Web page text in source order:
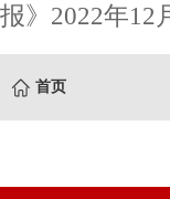
报》2022年12
首页